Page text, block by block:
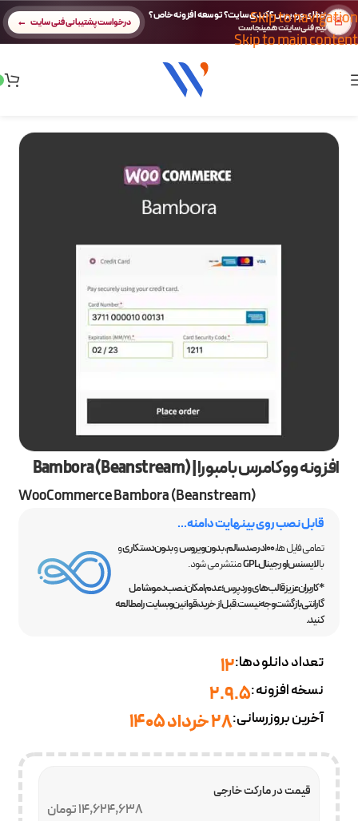
Skip to navigation
Skip to main content
🚨 خطای وردپرس؟ کندی سایت؟ توسعه افزونه خاص؟
تیم فنی سایتت همینجاست درخواست پشتیبانی فنی سایت
افزونه ووکامرس بامبورا | Bambora (Beanstream)
WooCommerce Bambora (Beanstream)
قابل نصب روی بینهایت دامنه...
تمامی فایل ها،100 درصد سالم ،بدون ویروسوبدون دستکاریو
بالایسنس اورجینال GPL
منتشر می شود.
*کاربران عزیز قالب‌های وردپرس؛ عدم امکان نصب دمو، شامل
گارانتی بازگشت وجه نیست. قبل از خرید، قوانین وبسایت را مطالعه
کنید.
تعداد دانلودها:12
نسخه افزونه:2.9.5
آخرین بروزرسانی:28 خرداد 1405
14,624,638 تومان
قیمت در مارکت خارجی